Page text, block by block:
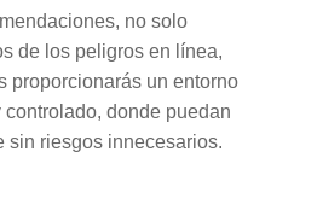
no solo
de los peligros en línea,
proporcionarás un entorno
donde puedan
sin riesgos innecesarios.